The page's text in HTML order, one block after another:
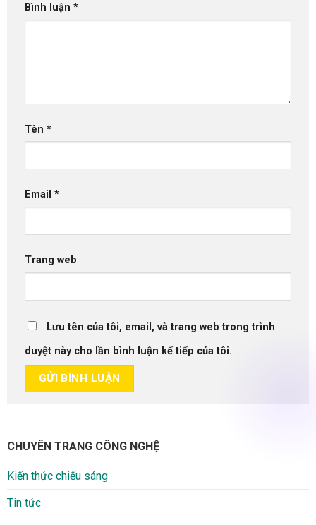
Bình luận *
Tên *
Email *
Trang web
Lưu tên của tôi, email, và trang web trong trình
duyệt này cho lần bình luận kế tiếp của tôi.
CHUYÊN TRANG CÔNG NGHỆ
Kiến thức chiếu sáng
Tin tức